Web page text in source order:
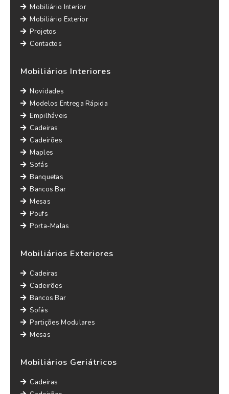
Mobiliário Interior
Mobiliário Exterior
Projetos
Contactos
Mobiliários Interiores
Novidades
Modelos Entrega Rápida
Empilháveis
Cadeiras
Cadeirões
Maples
Sofás
Banquetas
Bancos Bar
Mesas
Poufs
Porta-Malas
Mobiliários Exteriores
Cadeiras
Cadeirões
Bancos Bar
Sofás
Partições Modulares
Mesas
Mobiliários Geriátricos
Cadeiras